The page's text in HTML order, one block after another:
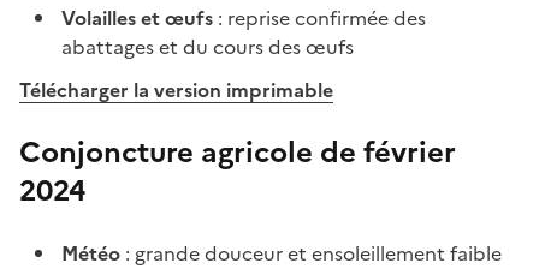
Volailles et œufs : reprise confirmée des
abattages et du cours des œufs
Télécharger la version imprimable
Conjoncture agricole de février
2024
Météo : grande douceur et ensoleillement faible